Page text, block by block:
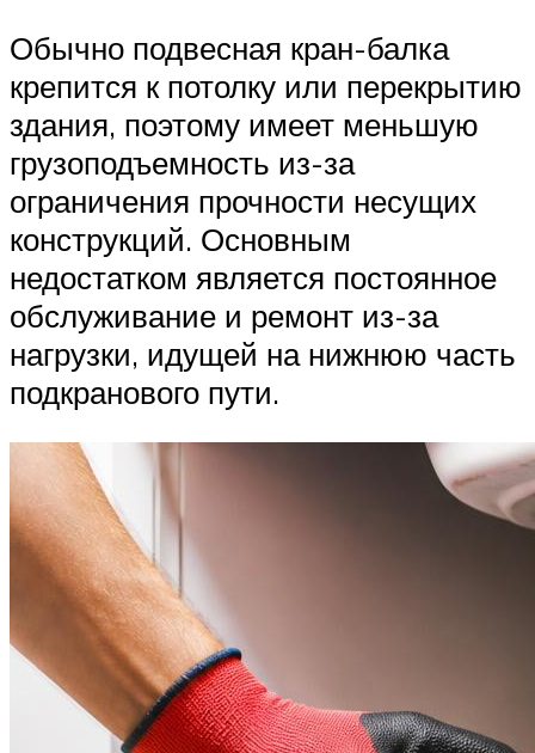
Обычно подвесная кран-балка
крепится к потолку или перекрытию
здания, поэтому имеет меньшую
грузоподъемность из-за
ограничения прочности несущих
конструкций. Основным
недостатком является постоянное
обслуживание и ремонт из-за
нагрузки, идущей на нижнюю часть
подкранового пути.